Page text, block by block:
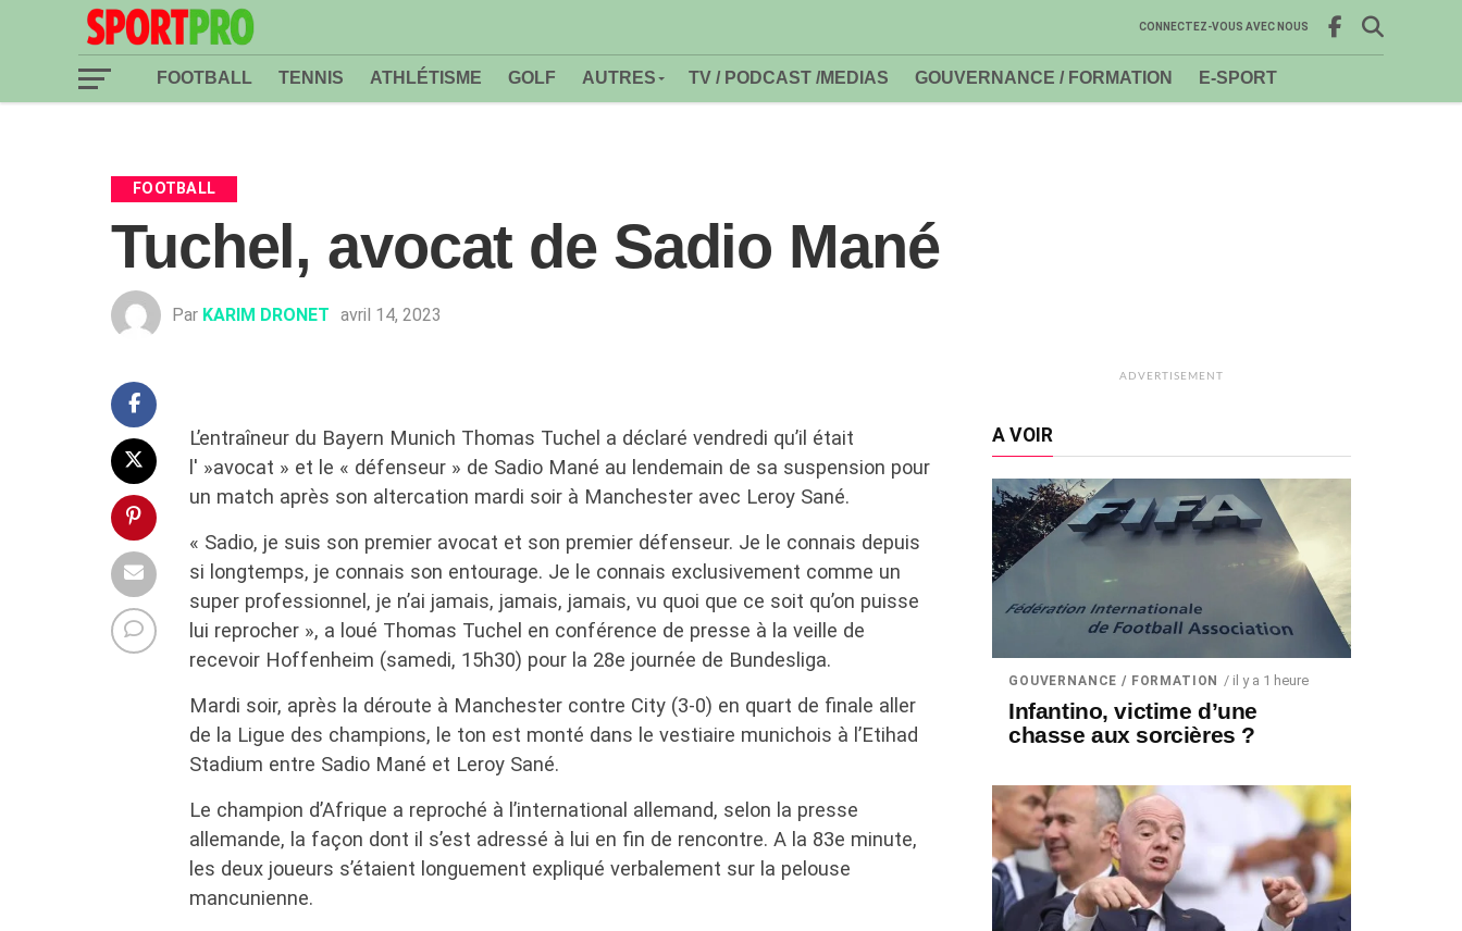
CONNECTEZ-VOUS AVEC NOUS
FOOTBALL TENNIS ATHLÉTISME GOLF AUTRES TV / PODCAST /MEDIAS GOUVERNANCE / FORMATION E-SPORT
FOOTBALL
Tuchel, avocat de Sadio Mané
Par KARIM DRONET avril 14, 2023
L’entraîneur du Bayern Munich Thomas Tuchel a déclaré vendredi qu’il était
l' »avocat » et le « défenseur » de Sadio Mané au lendemain de sa suspension pour
un match après son altercation mardi soir à Manchester avec Leroy Sané.
« Sadio, je suis son premier avocat et son premier défenseur. Je le connais depuis
si longtemps, je connais son entourage. Je le connais exclusivement comme un
super professionnel, je n’ai jamais, jamais, jamais, vu quoi que ce soit qu’on puisse
lui reprocher », a loué Thomas Tuchel en conférence de presse à la veille de
recevoir Hoffenheim (samedi, 15h30) pour la 28e journée de Bundesliga.
Mardi soir, après la déroute à Manchester contre City (3-0) en quart de finale aller
de la Ligue des champions, le ton est monté dans le vestiaire munichois à l’Etihad
Stadium entre Sadio Mané et Leroy Sané.
Le champion d’Afrique a reproché à l’international allemand, selon la presse
allemande, la façon dont il s’est adressé à lui en fin de rencontre. A la 83e minute,
les deux joueurs s’étaient longuement expliqué verbalement sur la pelouse
mancunienne.
ADVERTISEMENT
A VOIR
GOUVERNANCE / FORMATION / il y a 1 heure
Infantino, victime d’une
chasse aux sorcières ?